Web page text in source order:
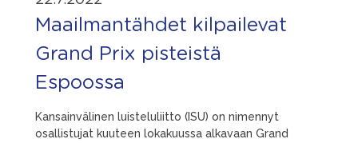
Maailmantähdet kilpailevat
Grand Prix pisteistä
Espoossa
Kansainvälinen luisteluliitto (ISU) on nimennyt
osallistujat kuuteen lokakuussa alkavaan Grand